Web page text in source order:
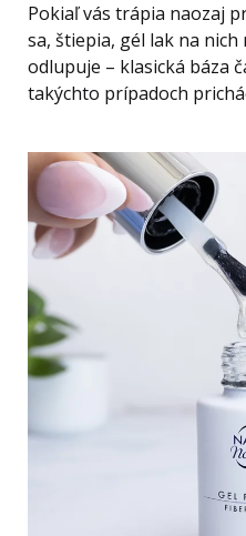
Pokiaľ vás trápia naozaj
sa, štiepia, gél lak na
odlupuje – klasická báza
takýchto prípadoch